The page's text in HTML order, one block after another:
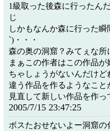
1級取った後森に行ったん
じ
しかもなんか森に行った
`)・・・
森の奥の洞窟？みてぇな
まぁこの作者はこの作品
ちゃしょうがないんだけ
違う作品を作るようなこと
見直して新しい作品を作
2005/7/15 23:47:25
ボスたおせないよー洞窟